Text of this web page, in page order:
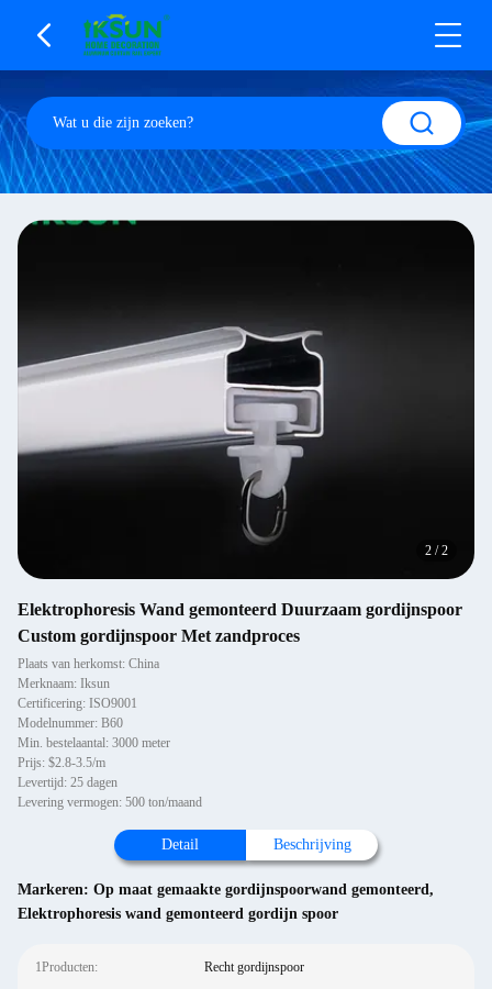
2 /2
Elektrophoresis Wand gemonteerd Duurzaam gordijnspoor
Custom gordijnspoor Met zandproces
Plaats van herkomst: China
Merknaam: Iksun
Certificering: ISO9001
Modelnummer: B60
Min. bestelaantal: 3000 meter
Prijs: $2.8-3.5/m
Levertijd: 25 dagen
Levering vermogen: 500 ton/maand
Detail Beschrijving
Markeren: Op maat gemaakte gordijnspoorwand gemonteerd,
Elektrophoresis wand gemonteerd gordijn spoor
1Producten: Recht gordijnspoor